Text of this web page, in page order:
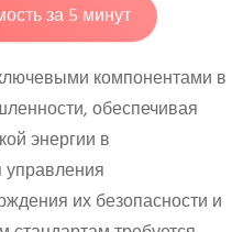
за 5 минут
компонентами в
обеспечивая
энергии в
их безопасности и